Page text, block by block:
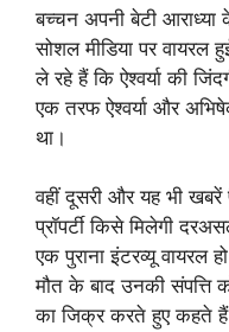
बच्चन अपनी बेटी आराध्या
सोशल मीडिया पर वायरल
ले रहे हैं कि ऐश्वर्या की
एक तरफ ऐश्वर्या और
था।
वहीं दूसरी और यह भी
प्रॉपर्टी किसे मिलेगी
एक पुराना इंटरव्यू वायरल
मौत के बाद उनकी संपत्ति
का जिक्र करते हुए कहते